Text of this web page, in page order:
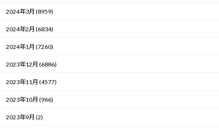
2024年3月 (8959)
2024年2月 (6834)
2024年1月 (7260)
2023年12月 (6886)
2023年11月 (4577)
2023年10月 (966)
2023年9月 (2)